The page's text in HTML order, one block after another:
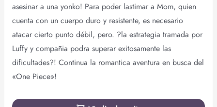
asesinar a una yonko! Para poder lastimar a Mom, quien
cuenta con un cuerpo duro y resistente, es necesario
atacar cierto punto débil, pero. ?la estrategia tramada por
Luffy y compañia podra superar exitosamente las
dificultades?! Continua la romantica aventura en busca del
«One Piece»!